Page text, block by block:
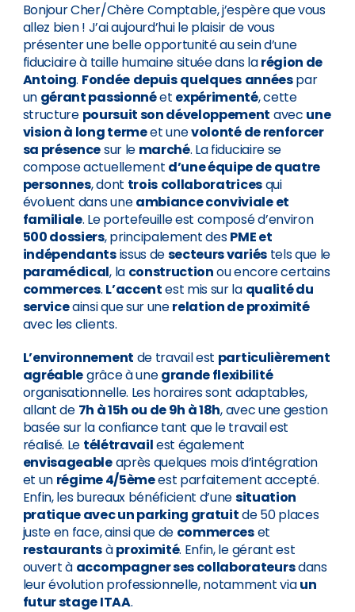
Bonjour Cher/Chère Comptable, j’espère que vous
allez bien ! J’ai aujourd’hui le plaisir de vous
présenter une belle opportunité au sein d’une
fiduciaire à taille humaine située dans larégion de
Antoing. Fondée depuisquelques annéespar
un gérant passionnéet expérimenté, cette
structure poursuit son développement avec une
vision à long termeet unevolonté de renforcer
sa présencesur le marché. La fiduciaire se
compose actuellement d’une équipe de quatre
personnes, dont trois collaboratricesqui
évoluent dans uneambiance conviviale et
familiale. Le portefeuille est composé d’environ
500 dossiers, principalement desPME et
indépendantsissus desecteurs variéstels que le
paramédical, la constructionou encore certains
commerces. L’accentest mis sur la qualité du
serviceainsi que sur unerelation de proximité
avec les clients.
L’environnement de travail est particulièrement
agréablegrâce à unegrande flexibilité
organisationnelle. Les horaires sont adaptables,
allant de 7h à 15h ou de 9h à 18h, avec une gestion
basée sur la confiance tant que le travail est
réalisé. Le télétravailest également
envisageableaprès quelques mois d’intégration
et un régime 4/5èmeest parfaitement accepté.
Enfin, les bureaux bénéficient d’unesituation
pratique avec un parking gratuitde 50 places
juste en face, ainsi que de commerceset
restaurantsàproximité. Enfin, le gérant est
ouvert à accompagner ses collaborateursdans
leur évolution professionnelle, notamment viaun
futur stage ITAA.